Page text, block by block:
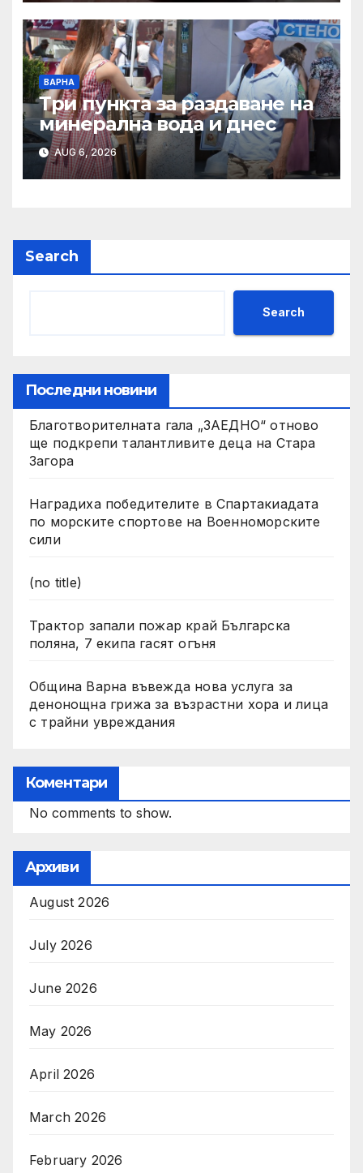
ВАРНА
Три пункта за раздаване на
минерална вода и днес
AUG 6, 2026
Search
Search
Последни новини
Благотворителната гала „ЗАЕДНО“ отново
ще подкрепи талантливите деца на Стара
Загора
Наградиха победителите в Спартакиадата
по морските спортове на Военноморските
сили
(no title)
Трактор запали пожар край Българска
поляна, 7 екипа гасят огъня
Община Варна въвежда нова услуга за
денонощна грижа за възрастни хора и лица
с трайни увреждания
Коментари
No comments to show.
Архиви
August 2026
July 2026
June 2026
May 2026
April 2026
March 2026
February 2026